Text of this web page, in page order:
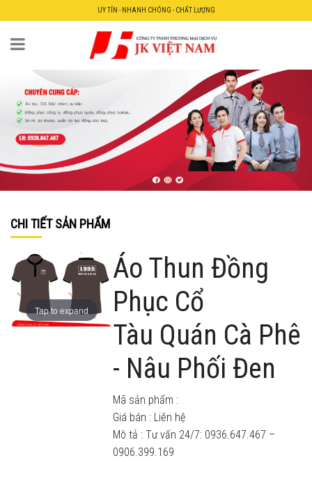
UY TÍN - NHANH CHÓNG - CHẤT LƯỢNG
CHI TIẾT SẢN PHẨM
Tap to expand
Áo Thun Đồng
Phục Cổ
Tàu Quán Cà Phê
- Nâu Phối Đen
Mã sản phẩm :
Giá bán : Liên hệ
Mô tả : Tư vấn 24/7: 0936.647.467 –
0906.399.169